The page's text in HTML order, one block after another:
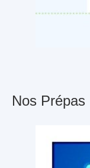
Nos Prépas